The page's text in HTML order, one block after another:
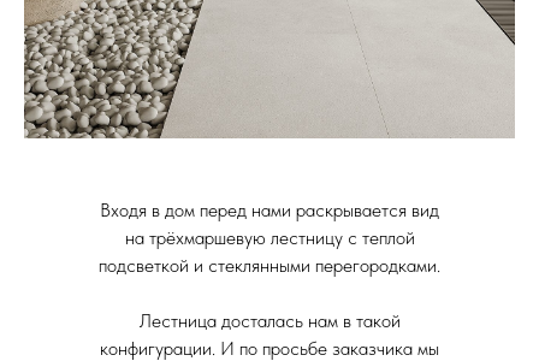
Входя в дом перед нами раскрывается вид
на трёхмаршевую лестницу с теплой
подсветкой и стеклянными перегородками.
Лестница досталась нам в такой
конфигурации. И по просьбе заказчика мы